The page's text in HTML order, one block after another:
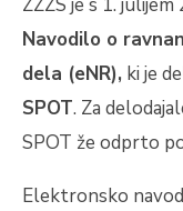
Navodilo o
dela (eNR), ki je
SPOT. Za
SPOT že odprto
Elektronsko